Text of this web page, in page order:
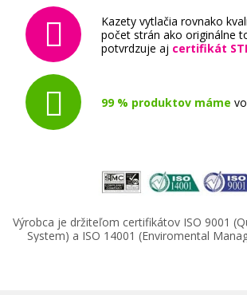
Kazety vytlačia rovnako
počet strán ako originálne
potvrdzuje aj certifikát
99 % produktov máme
Výrobca je držiteľom certifikátov ISO 9001
System) a ISO 14001 (Enviromental